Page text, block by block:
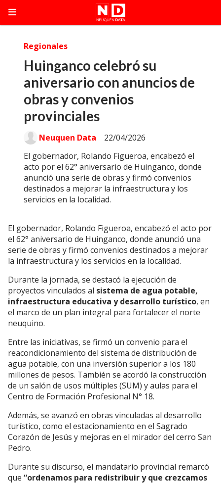
Huinganco celebró su
aniversario con anuncios de
obras y convenios
provinciales
El gobernador, Rolando Figueroa, encabezó el
acto por el 62° aniversario de Huinganco, donde
anunció una serie de obras y firmó convenios
destinados a mejorar la infraestructura y los
servicios en la localidad.
Regionales
22/04/2026
Neuquen Data
El gobernador, Rolando Figueroa, encabezó el acto por
el 62° aniversario de Huinganco, donde anunció una
serie de obras y firmó convenios destinados a mejorar
la infraestructura y los servicios en la localidad.
Durante la jornada, se destacó la ejecución de
proyectos vinculados al sistema de agua potable,
infraestructura educativa y desarrollo turístico, en
el marco de un plan integral para fortalecer el norte
neuquino.
Entre las iniciativas, se firmó un convenio para el
reacondicionamiento del sistema de distribución de
agua potable, con una inversión superior a los 180
millones de pesos. También se acordó la construcción
de un salón de usos múltiples (SUM) y aulas para el
Centro de Formación Profesional N° 18.
Además, se avanzó en obras vinculadas al desarrollo
turístico, como el estacionamiento en el Sagrado
Corazón de Jesús y mejoras en el mirador del cerro San
Pedro.
Durante su discurso, el mandatario provincial remarcó
que “ordenamos para redistribuir y que crezcamos